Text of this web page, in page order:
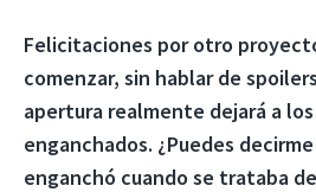
Felicitaciones por otro
comenzar, sin hablar de
apertura realmente dejará a
enganchados. ¿Puedes
enganchó cuando se trataba